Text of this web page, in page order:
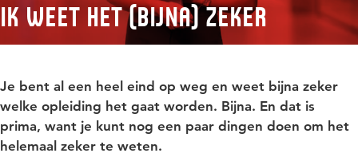
Ik weet het (bijna) zeker
Je bent al een heel eind op weg en weet bijna zeker
welke opleiding het gaat worden. Bijna. En dat is
prima, want je kunt nog een paar dingen doen om het
helemaal zeker te weten.